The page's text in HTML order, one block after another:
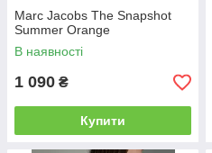
Marc Jacobs The Snapshot
Summer Orange
В наявності
1 090 ₴
Купити